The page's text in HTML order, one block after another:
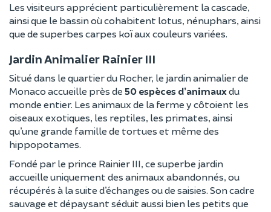
Les visiteurs apprécient particulièrement la cascade,
ainsi que le bassin où cohabitent lotus, nénuphars, ainsi
que de superbes carpes koï aux couleurs variées.
Jardin Animalier Rainier III
Situé dans le quartier du Rocher, le jardin animalier de
Monaco accueille près de 50 espèces d’animauxdu
monde entier. Les animaux de la ferme y côtoient les
oiseaux exotiques, les reptiles, les primates, ainsi
qu’une grande famille de tortues et même des
hippopotames.
Fondé par le prince Rainier III, ce superbe jardin
accueille uniquement des animaux abandonnés, ou
récupérés à la suite d’échanges ou de saisies. Son cadre
sauvage et dépaysant séduit aussi bien les petits que